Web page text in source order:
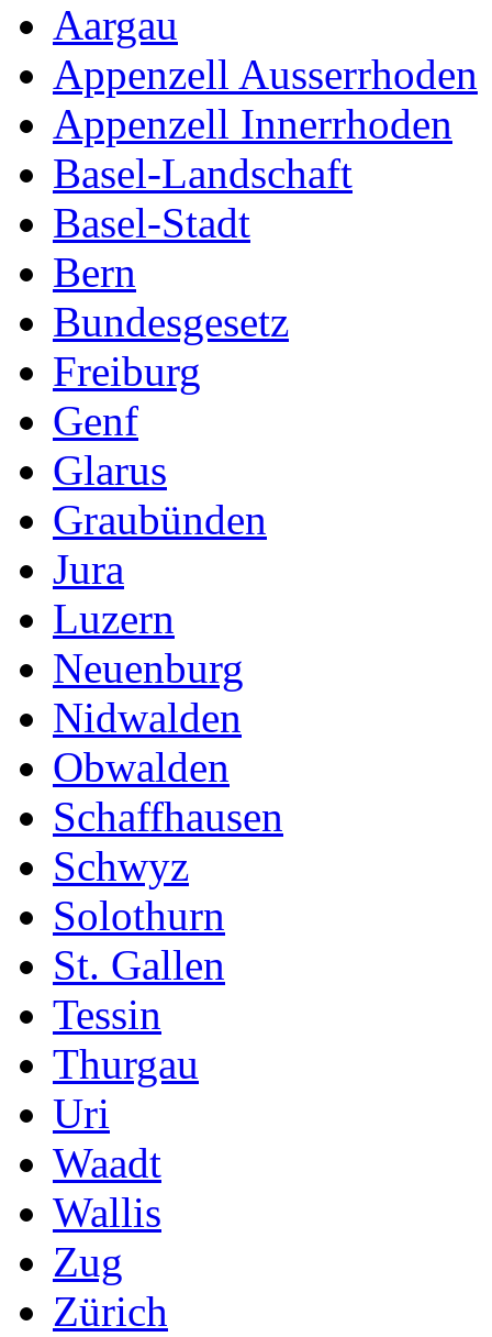
Aargau
Appenzell Ausserrhoden
Appenzell Innerrhoden
Basel-Landschaft
Basel-Stadt
Bern
Bundesgesetz
Freiburg
Genf
Glarus
Graubünden
Jura
Luzern
Neuenburg
Nidwalden
Obwalden
Schaffhausen
Schwyz
Solothurn
St. Gallen
Tessin
Thurgau
Uri
Waadt
Wallis
Zug
Zürich